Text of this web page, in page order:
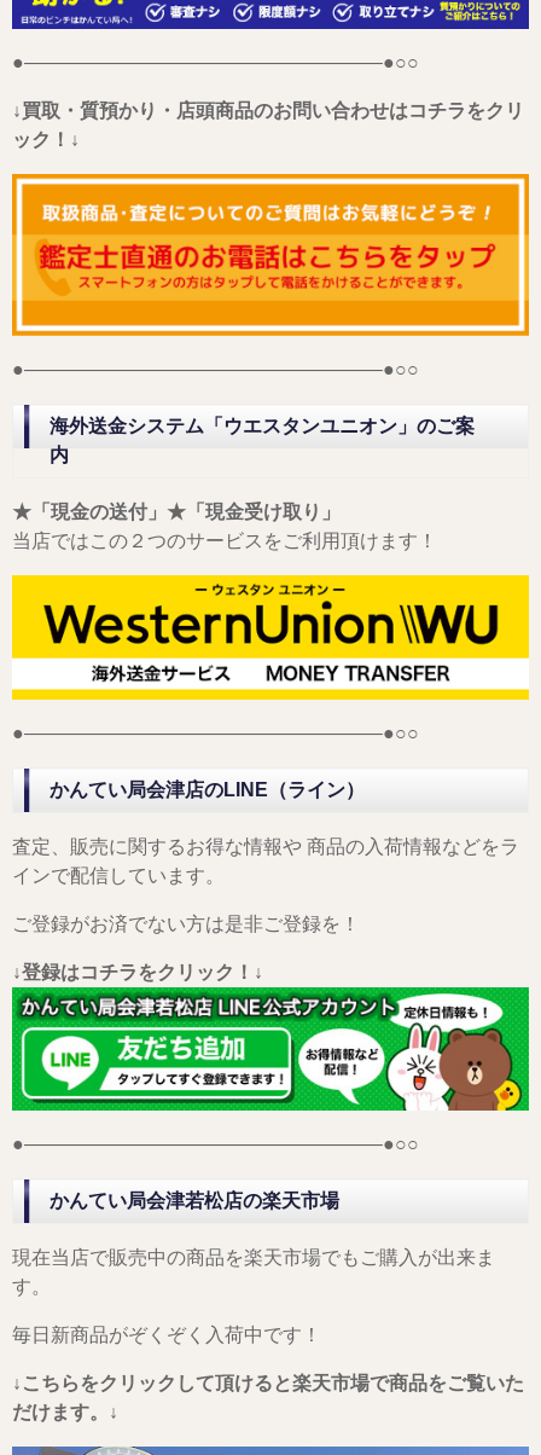
●——————————————————–●○○
↓買取・質預かり・店頭商品のお問い合わせはコチラをクリ
ック！↓
●——————————————————–●○○
海外送金システム「ウエスタンユニオン」のご案
内
★「現金の送付」★「現金受け取り」
当店ではこの２つのサービスをご利用頂けます！
●——————————————————–●○○
かんてい局会津店のLINE（ライン）
査定、販売に関するお得な情報や 商品の入荷情報などをラ
インで配信しています。
ご登録がお済でない方は是非ご登録を！
↓登録はコチラをクリック！↓
●——————————————————–●○○
かんてい局会津若松店の楽天市場
現在当店で販売中の商品を楽天市場でもご購入が出来ま
す。
毎日新商品がぞくぞく入荷中です！
↓こちらをクリックして頂けると楽天市場で商品をご覧いた
だけます。↓